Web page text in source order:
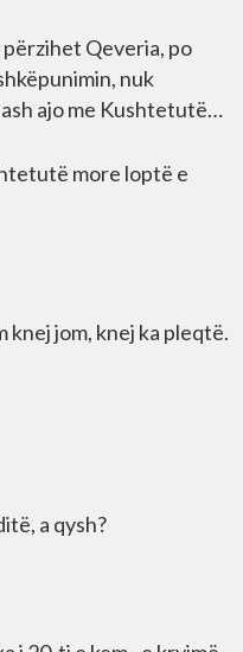
Qeveria, po
nuk
ajo me Kushtetutë…
more loptë e
knej jom, knej ka pleqtë.
a qysh?